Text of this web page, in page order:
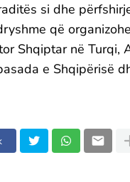
si dhe
që
Shqiptar në Turqi,
e Shqipërisë